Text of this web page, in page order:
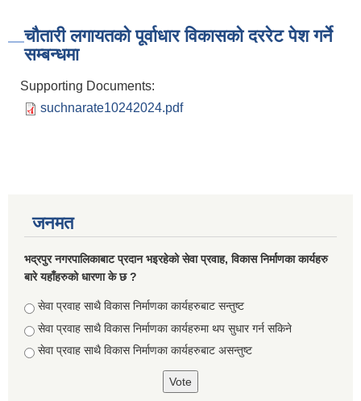
चौतारी लगायतको पूर्वाधार विकासको दररेट पेश गर्ने
सम्बन्धमा
Supporting Documents:
suchnarate10242024.pdf
जनमत
भद्रपुर नगरपालिकाबाट प्रदान भइरहेको सेवा प्रवाह, विकास निर्माणका कार्यहरु
बारे यहाँहरुको धारणा के छ ?
Choices
सेवा प्रवाह साथै विकास निर्माणका कार्यहरुबाट सन्तुष्ट
सेवा प्रवाह साथै विकास निर्माणका कार्यहरुमा थप सुधार गर्न सकिने
सेवा प्रवाह साथै विकास निर्माणका कार्यहरुबाट असन्तुष्ट